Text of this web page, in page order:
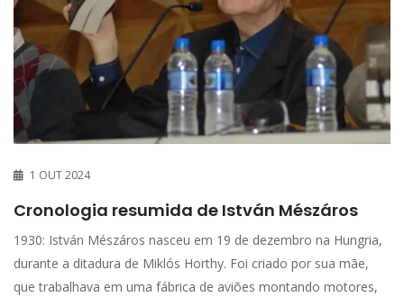
1 OUT 2024
Cronologia resumida de István Mészáros
1930: István Mészáros nasceu em 19 de dezembro na Hungria,
durante a ditadura de Miklós Horthy. Foi criado por sua mãe,
que trabalhava em uma fábrica de aviões montando motores,